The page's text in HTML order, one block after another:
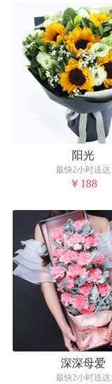
阳光
最快2小时送达
￥188
深深母爱
最快2小时送达